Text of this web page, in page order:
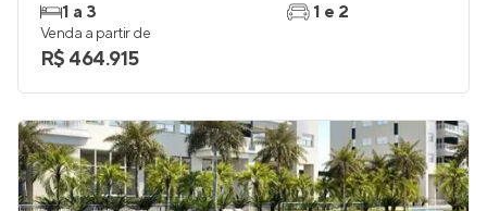
1 a 3
1 e 2
Venda a partir de
R$ 464.915